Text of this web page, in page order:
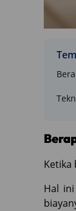
Ketika
Hal